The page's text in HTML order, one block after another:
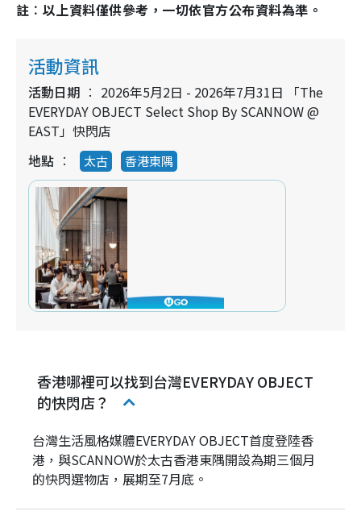
註︰以上資料僅供參考，一切依官方公布資料為準。
活動資訊
活動日期
2026年5月2日 - 2026年7月31日 「The
EVERYDAY OBJECT Select Shop By SCANNOW @
EAST」快閃店
地點
太古 香港東隅
香港哪裡可以找到台灣EVERYDAY OBJECT
的快閃店？
台灣生活風格媒體EVERYDAY OBJECT首度登陸香
港，與SCANNOW於太古香港東隅開設為期三個月
的快閃選物店，展期至7月底。